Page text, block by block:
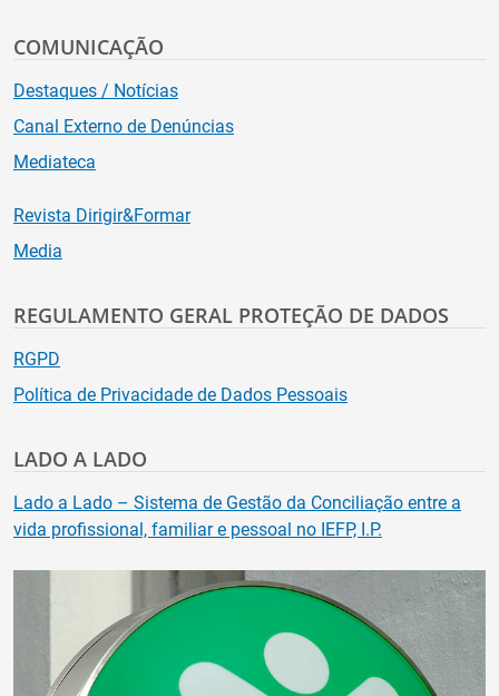
COMUNICAÇÃO
Destaques / Notícias
Canal Externo de Denúncias
Mediateca
Revista Dirigir&Formar
Media
REGULAMENTO GERAL PROTEÇÃO DE DADOS
RGPD
Política de Privacidade de Dados Pessoais
LADO A LADO
Lado a Lado – Sistema de Gestão da Conciliação entre a
vida profissional, familiar e pessoal no IEFP, I.P.